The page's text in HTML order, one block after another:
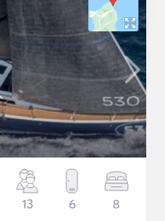
13 6 8